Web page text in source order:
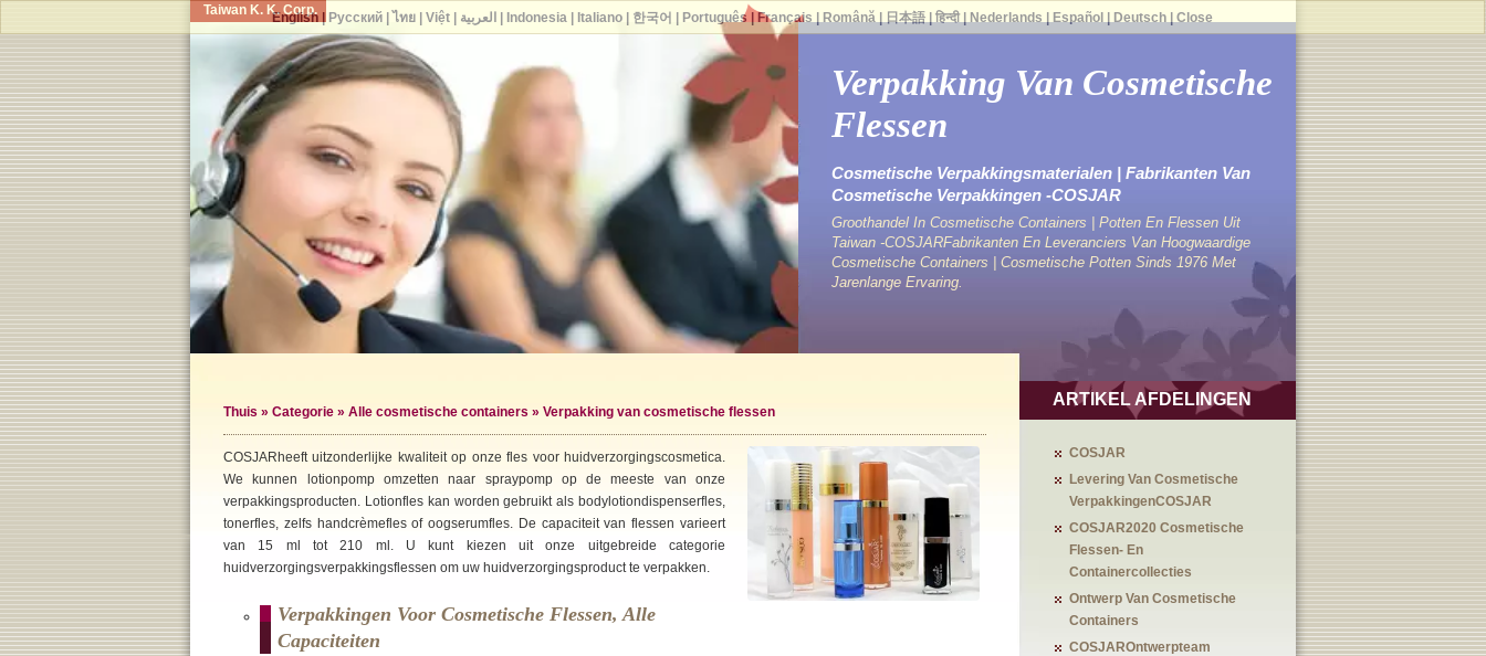
Taiwan K. K. Corp.
Verpakking Van Cosmetische
Flessen
Cosmetische Verpakkingsmaterialen | Fabrikanten Van
Cosmetische Verpakkingen -COSJAR
Groothandel In Cosmetische Containers | Potten En Flessen Uit
Taiwan -COSJARFabrikanten En Leveranciers Van Hoogwaardige
Cosmetische Containers | Cosmetische Potten Sinds 1976 Met
Jarenlange Ervaring.
Thuis » Categorie » Alle cosmetische containers » Verpakking van cosmetische flessen
COSJARheeft uitzonderlijke kwaliteit op onze fles voor huidverzorgingscosmetica.
We kunnen lotionpomp omzetten naar spraypomp op de meeste van onze
verpakkingsproducten. Lotionfles kan worden gebruikt als bodylotiondispenserfles,
tonerfles, zelfs handcrèmefles of oogserumfles. De capaciteit van flessen varieert
van 15 ml tot 210 ml. U kunt kiezen uit onze uitgebreide categorie
huidverzorgingsverpakkingsflessen om uw huidverzorgingsproduct te verpakken.
Verpakkingen Voor Cosmetische Flessen, Alle
Capaciteiten
ARTIKEL AFDELINGEN
COSJAR
Levering Van Cosmetische
VerpakkingenCOSJAR
COSJAR2020 Cosmetische
Flessen- En
Containercollecties
Ontwerp Van Cosmetische
Containers
COSJAROntwerpteam
English| Русский| ไทย| Việt| العربية Indonesia| Italiano| 한국어 Português Français Română| 日本語| हिन्दी| Nederlands Español Deutsch| Close